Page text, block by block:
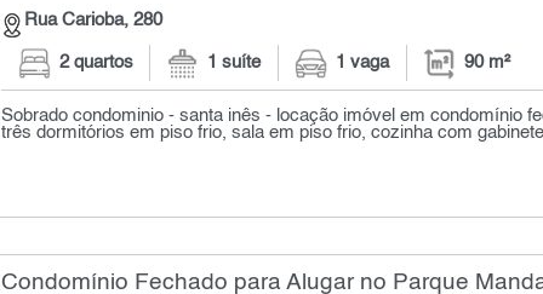
Rua Carioba, 280
2 quartos 1 suíte 1 vaga 90 m²
Sobrado condominio - santa inês - locação imóvel em condomínio
três dormitórios em piso frio, sala em piso frio, cozinha com
Condomínio Fechado para Alugar no Parque